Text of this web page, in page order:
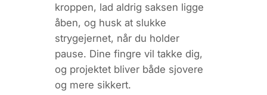
kroppen, lad aldrig saksen ligge
åben, og husk at slukke
strygejernet, når du holder
pause. Dine fingre vil takke dig,
og projektet bliver både sjovere
og mere sikkert.